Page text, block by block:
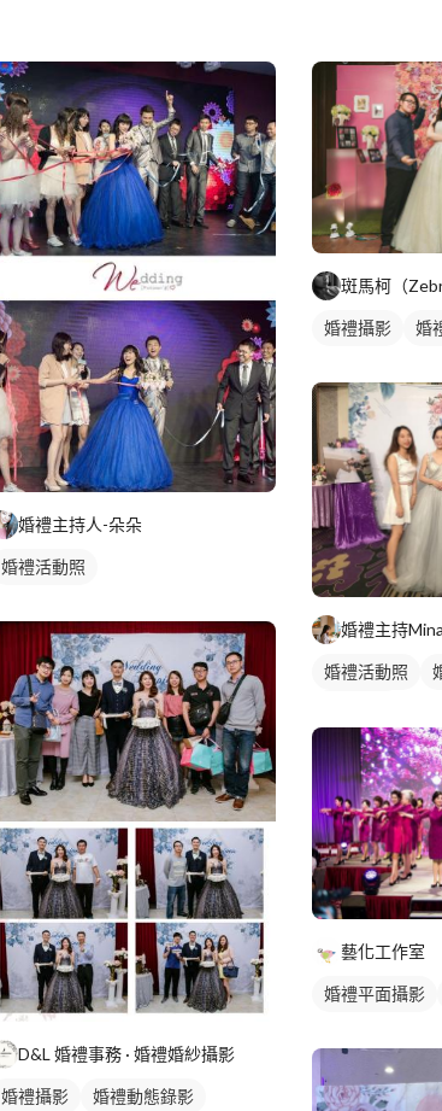
婚禮主持人-朵朵
婚禮活動照
D&L 婚禮事務 · 婚禮婚紗攝影
婚禮攝影
婚禮動態錄影
斑馬柯（
婚禮攝影 婚
婚禮主持Mina
婚禮活動照
藝化工作室
婚禮平面攝影